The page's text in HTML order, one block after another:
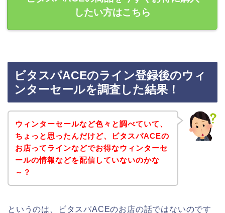
したい方はこちら
ビタスパACEのライン登録後のウィ
ンターセールを調査した結果！
ウィンターセールなど色々と調べていて、
ちょっと思ったんだけど、ビタスパACEの
お店ってラインなどでお得なウィンターセ
ールの情報などを配信していないのかな
～？
というのは、ビタスパACEのお店の話ではないのです